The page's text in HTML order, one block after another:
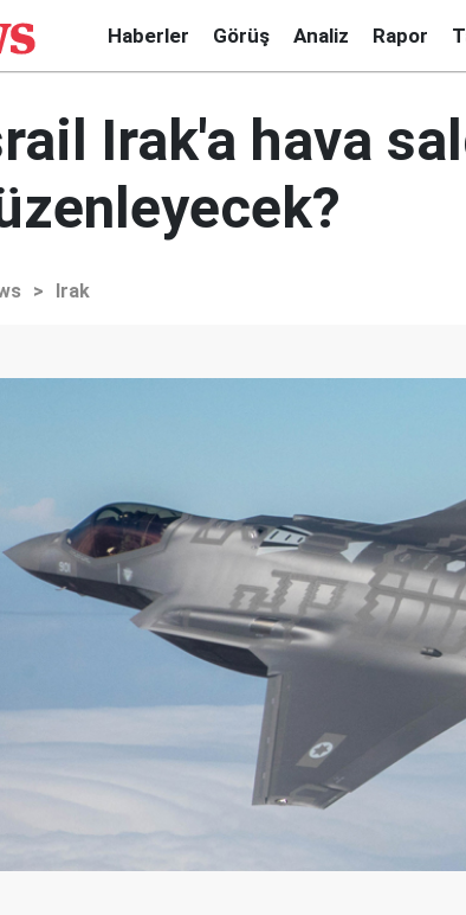
Haberler Görüş Analiz Rapor
Irak'a hava
> Irak